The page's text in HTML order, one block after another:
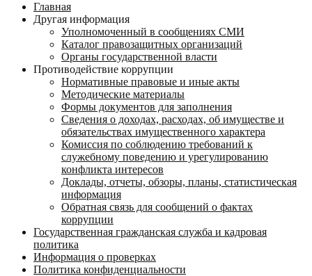
Главная
Другая информация
Уполномоченный в сообщениях СМИ
Каталог правозащитных организаций
Органы государственной власти
Противодействие коррупции
Нормативные правовые и иные акты
Методические материалы
Формы документов для заполнения
Сведения о доходах, расходах, об имуществе и
обязательствах имущественного характера
Комиссия по соблюдению требований к
служебному поведению и урегулированию
конфликта интересов
Доклады, отчеты, обзоры, планы, статистическая
информация
Обратная связь для сообщений о фактах
коррупции
Государственная гражданская служба и кадровая
политика
Информация о проверках
Политика конфиденциальности